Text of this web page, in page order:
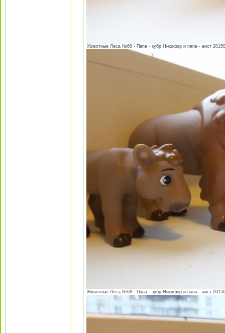
Животные Леса №68 - Папа - зубр Никифор и папа - аист
Животные Леса №68 - Папа - зубр Никифор и папа - аист